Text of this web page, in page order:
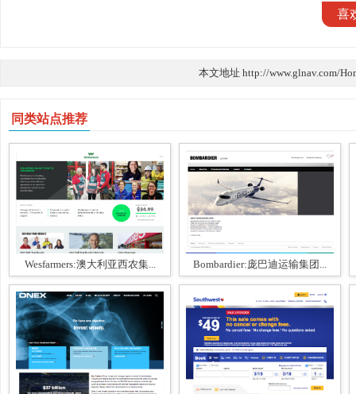
喜
本文地址 http://www.glnav.com/
同类站点推荐
Wesfarmers:澳大利亚西农集... Bombardier:庞巴迪运输集团...